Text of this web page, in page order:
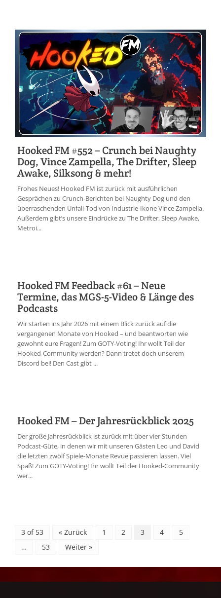
Hooked FM #552 – Crunch bei Naughty
Dog, Vince Zampella, The Drifter, Sleep
Awake, Silksong & mehr!
Frohes Neues! Hooked FM ist zurück mit ausführlichen
Gesprächen zu Crunch-Berichten bei Naughty Dog und den
überraschenden Unfall-Tod von Industrie-Ikone Vince Zampella.
Außerdem gibt’s unsere Eindrücke zu The Drifter, Sleep Awake,
Metroi...
Hooked FM Feedback #61 – Neue
Termine, das MGS-5-Video & Länge des
Podcasts
Wir starten ins Jahr 2026 mit einem Blick zurück auf die
vergangenen Monate von Hooked – und beantworten wie
gewohnt eure Fragen! Zum GOTY-Voting! Ihr wollt Teil der
Hooked-Community werden? Dann tretet doch unserem
Discord bei! Den Cast gibt ...
Hooked FM – Der Jahresrückblick 2025
Der große Jahresrückblick ist zurück mit über vier Stunden
Podcast-Güte, in denen wir mit unseren Gästen Leo und David
die letzten zwölf Spiele-Monate Revue passieren lassen. Viel
Spaß! Zum GOTY-Voting! Ihr wollt Teil der Hooked-Community
wer...
3 of 53 « Zurück 1 2 3 4
5
…
53 Weiter »